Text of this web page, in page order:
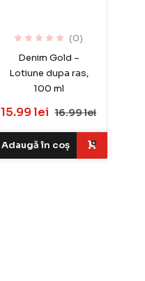
(0)
Denim Gold –
Lotiune dupa ras,
100 ml
15.99 lei 16.99 lei
Adaugă în coș